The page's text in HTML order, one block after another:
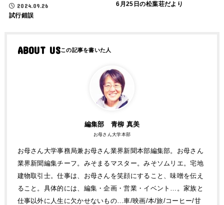
2024.09.26
試行錯誤
6月25日の松葉荘だより
ABOUT US
編集部 青柳 真美
お母さん大学本部
お母さん大学事務局兼お母さん業界新聞本部編集部。お母さん
業界新聞編集チーフ。みそまるマスター。みそソムリエ。宅地
建物取引士。仕事は、お母さんを笑顔にすること、味噌を伝え
ること。具体的には、編集・企画・営業・イベント…。家族と
仕事以外に人生に欠かせないもの…車/映画/本/旅/コーヒー/甘